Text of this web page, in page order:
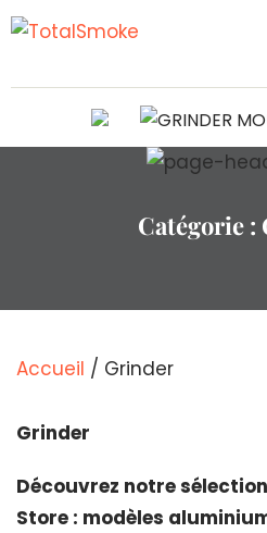
Catégorie :
Accueil / Grinder
Grinder
Découvrez notre
Store : modèles